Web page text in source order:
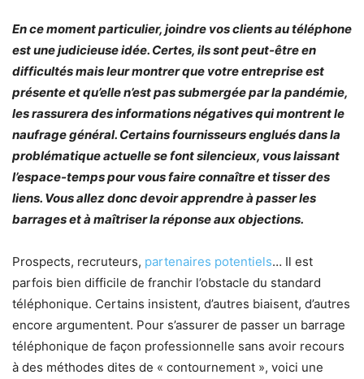
En ce moment particulier, joindre vos clients au téléphone
est une judicieuse idée. Certes, ils sont peut-être en
difficultés mais leur montrer que votre entreprise est
présente et qu’elle n’est pas submergée par la pandémie,
les rassurera des informations négatives qui montrent le
naufrage général. Certains fournisseurs englués dans la
problématique actuelle se font silencieux, vous laissant
l’espace-temps pour vous faire connaître et tisser des
liens. Vous allez donc devoir apprendre à passer les
barrages et à maîtriser la réponse aux objections.
Prospects, recruteurs, partenaires potentiels… Il est
parfois bien difficile de franchir l’obstacle du standard
téléphonique. Certains insistent, d’autres biaisent, d’autres
encore argumentent. Pour s’assurer de passer un barrage
téléphonique de façon professionnelle sans avoir recours
à des méthodes dites de « contournement », voici une